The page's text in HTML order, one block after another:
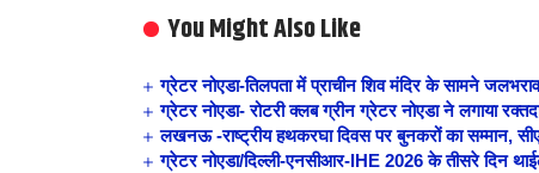
You Might Also Like
ग्रेटर नोएडा-तिलपता में प्राचीन शिव मंदिर के सामने
ग्रेटर नोएडा- रोटरी क्लब ग्रीन ग्रेटर नोएडा ने लगाया
लखनऊ -राष्ट्रीय हथकरघा दिवस पर बुनकरों का सम्मान,
ग्रेटर नोएडा/दिल्ली-एनसीआर-IHE 2026 के तीसरे दिन